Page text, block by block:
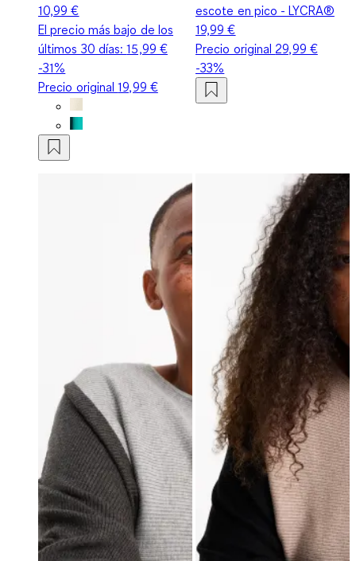
10,99 €
El precio más bajo de los
últimos 30 días:15,99 €
-31%
Precio original19,99 €
escote en pico - LYCRA®
19,99 €
Precio original 29,99 €
-33%